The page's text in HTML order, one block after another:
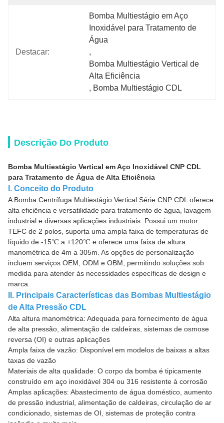
Destacar:
Bomba Multiestágio em Aço
Inoxidável para Tratamento de
Água
,
Bomba Multiestágio Vertical de
Alta Eficiência
, Bomba Multiestágio CDL
Descrição Do Produto
Bomba Multiestágio Vertical em Aço Inoxidável CNP CDL
para Tratamento de Água de Alta Eficiência
I. Conceito do Produto
A Bomba Centrífuga Multiestágio Vertical Série CNP CDL oferece
alta eficiência e versatilidade para tratamento de água, lavagem
industrial e diversas aplicações industriais. Possui um motor
TEFC de 2 polos, suporta uma ampla faixa de temperaturas de
líquido de -15℃ a +120℃ e oferece uma faixa de altura
manométrica de 4m a 305m. As opções de personalização
incluem serviços OEM, ODM e OBM, permitindo soluções sob
medida para atender às necessidades específicas de design e
marca.
II. Principais Características das Bombas Multiestágio
de Alta Pressão CDL
Alta altura manométrica: Adequada para fornecimento de água
de alta pressão, alimentação de caldeiras, sistemas de osmose
reversa (OI) e outras aplicações
Ampla faixa de vazão: Disponível em modelos de baixas a altas
taxas de vazão
Materiais de alta qualidade: O corpo da bomba é tipicamente
construído em aço inoxidável 304 ou 316 resistente à corrosão
Amplas aplicações: Abastecimento de água doméstico, aumento
de pressão industrial, alimentação de caldeiras, circulação de ar
condicionado, sistemas de OI, sistemas de proteção contra